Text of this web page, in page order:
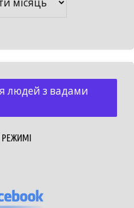
людей з вадами